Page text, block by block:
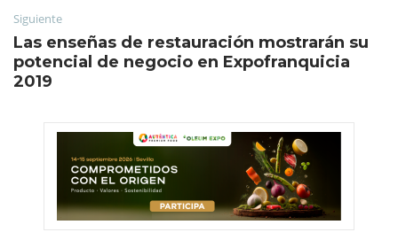
Siguiente
Las enseñas de restauración mostrarán su
potencial de negocio en Expofranquicia
2019